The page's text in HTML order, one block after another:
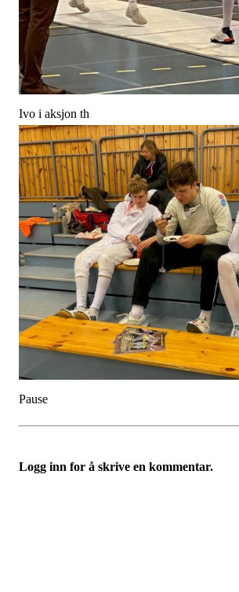
Ivo i aksjon th
Pause
Logg inn for å skrive en kommentar.